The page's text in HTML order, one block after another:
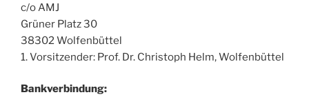
c/o AMJ
Grüner Platz 30
38302 Wolfenbüttel
1. Vorsitzender: Prof. Dr. Christoph Helm, Wolfenbüttel
Bankverbindung: